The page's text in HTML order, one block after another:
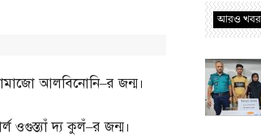
আলবিনোনি–র জন্ম।
ওগুস্ত্যাঁ দ্য কুলঁ–র জন্ম।
আরও খবর